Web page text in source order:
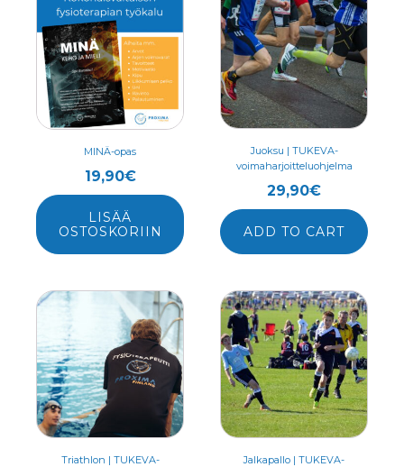
MINÄ-opas
19,90€
LISÄÄ
OSTOSKORIIN
Juoksu | TUKEVA-
voimaharjoitteluohjelma
29,90€
ADD TO CART
Triathlon | TUKEVA-
Jalkapallo | TUKEVA-